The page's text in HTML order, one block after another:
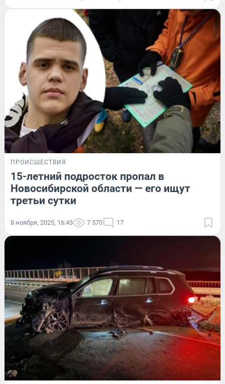
ПРОИСШЕСТВИЯ
15-летний подросток пропал в
Новосибирской области — его ищут
третьи сутки
8 ноября, 2025, 16:43 7 570 17